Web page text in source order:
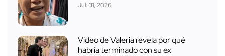
Jul. 31, 2026
Video de Valeria revela por qué
habría terminado con su ex